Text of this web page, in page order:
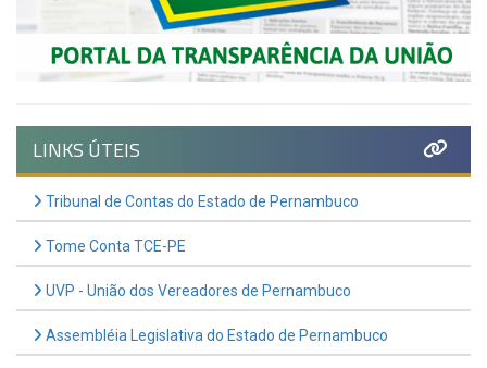
LINKS ÚTEIS
Tribunal de Contas do Estado de Pernambuco
Tome Conta TCE-PE
UVP - União dos Vereadores de Pernambuco
Assembléia Legislativa do Estado de Pernambuco